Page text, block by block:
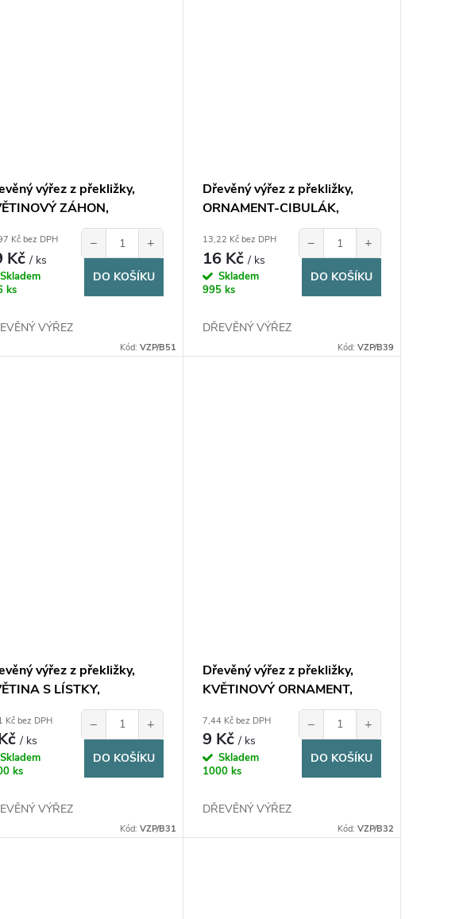
výřez z překližky,
ZÁHON,
1ks
Kč bez DPH
Kč/ ks
Skladem
ks
− +
DO KOŠÍKU
VÝŘEZ
Kód: VZP/B51
Dřevěný výřez z překližky,
ORNAMENT-CIBULÁK,
13,22 Kč bez DPH
16 Kč/ ks
Skladem
995 ks
− +
DO KOŠÍKU
DŘEVĚNÝ VÝŘEZ
Kód: VZP/B39
výřez z překližky,
S LÍSTKY,
7x2,5cm, 1ks
Kč bez DPH
/ ks
Skladem
ks
− +
DO KOŠÍKU
VÝŘEZ
Kód: VZP/B31
Dřevěný výřez z překližky,
KVĚTINOVÝ ORNAMENT,
7,44 Kč bez DPH
9 Kč/ ks
Skladem
1000 ks
− +
DO KOŠÍKU
DŘEVĚNÝ VÝŘEZ
Kód: VZP/B32